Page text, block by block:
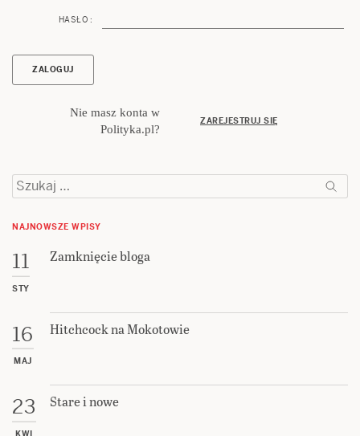
HASŁO :
Nie masz konta w
Polityka.pl?
ZAREJESTRUJ SIĘ
Szukaj:
NAJNOWSZE WPISY
11
STY
Zamknięcie bloga
16
MAJ
Hitchcock na Mokotowie
23
KWI
Stare i nowe